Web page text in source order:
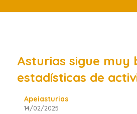
Asturias sigue muy
estadísticas de
Apeiasturias
14/02/2025